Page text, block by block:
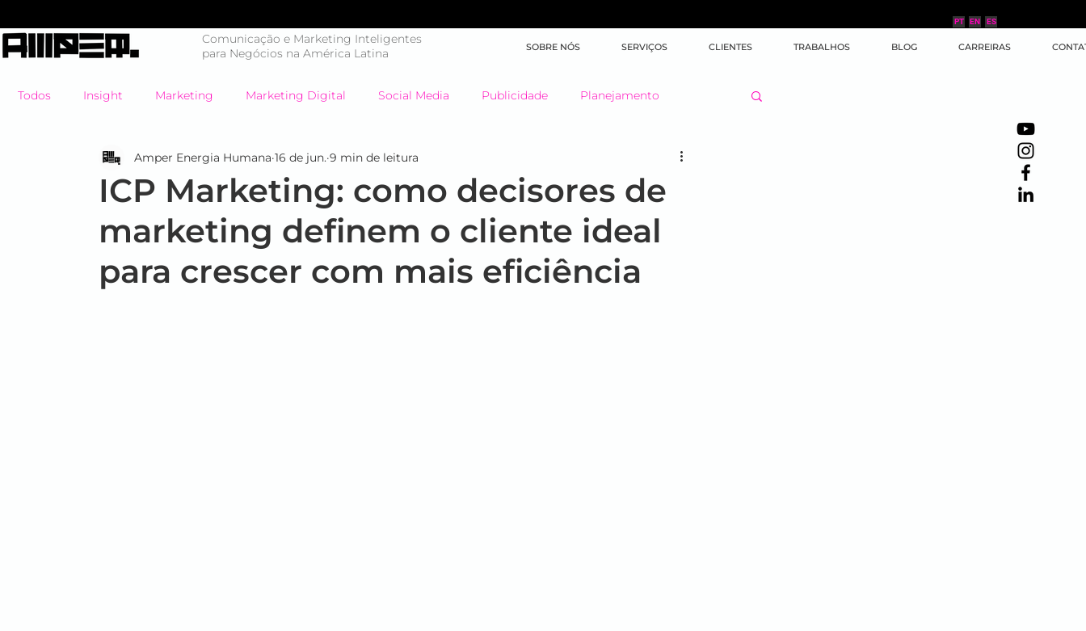
Comunicação e Marketing Inteligentes
para Negócios na América Latina
ES
EN
PT
SOBRE NÓS SERVIÇOS CLIENTES TRABALHOS BLOG CARREIRAS
Todos Insight Marketing Marketing Digital Social Media Publicidade Planejamento
Mercado em Choque Negócios Branding Big Data Brand XP
#energiahumana Case de Sucesso Marketing de Conteúdo Inteligência Artificial
Endomarketing
ICP Marketing: como decisores de
marketing definem o cliente ideal
para crescer com mais eficiência
Amper Energia Humana 16 de jun. 9 min de leitura